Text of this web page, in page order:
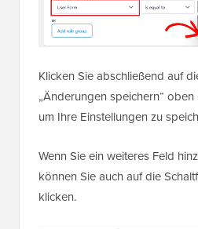
Klicken Sie abschließend auf
„Änderungen speichern“
um Ihre Einstellungen zu
Wenn Sie ein weiteres Feld
können Sie auch auf die
klicken.